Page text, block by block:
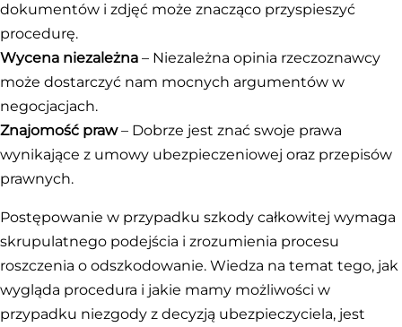
dokumentów i zdjęć może znacząco przyspieszyć
procedurę.
Wycena niezależna – Niezależna opinia rzeczoznawcy
może dostarczyć nam mocnych argumentów w
negocjacjach.
Znajomość praw– Dobrze jest znać swoje prawa
wynikające z umowy ubezpieczeniowej oraz przepisów
prawnych.
Postępowanie w przypadku szkody całkowitej wymaga
skrupulatnego podejścia i zrozumienia procesu
roszczenia o odszkodowanie. Wiedza na temat tego, jak
wygląda procedura i jakie mamy możliwości w
przypadku niezgody z decyzją ubezpieczyciela, jest